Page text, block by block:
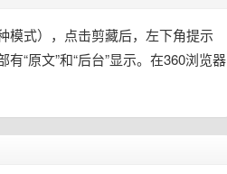
模式），点击剪藏后，左下角提示
“原文”和“后台”显示。在360浏览器